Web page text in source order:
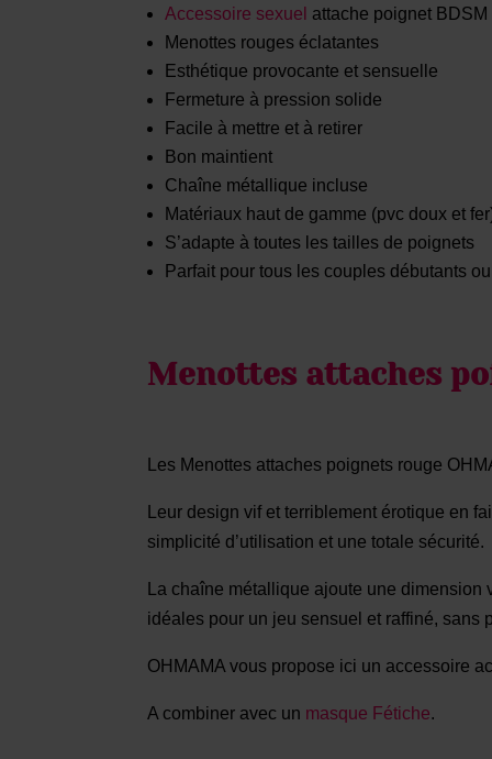
Accessoire sexuel attache poignet
Menottes rouges éclatantes
Esthétique provocante et sensuelle
Fermeture à pression solide
Facile à mettre et à retirer
Bon maintient
Chaîne métallique incluse
Matériaux haut de gamme (pvc doux et
S’adapte à toutes les tailles de poignets
Parfait pour tous les couples débutants
Menottes attaches
Les Menottes attaches poignets rouge
Leur design vif et terriblement érotique en
simplicité d’utilisation et une totale sécurité.
La chaîne métallique ajoute une
idéales pour un jeu sensuel et raffiné, sans
OHMAMA vous propose ici un accessoire
A combiner avec un masque Fétiche.